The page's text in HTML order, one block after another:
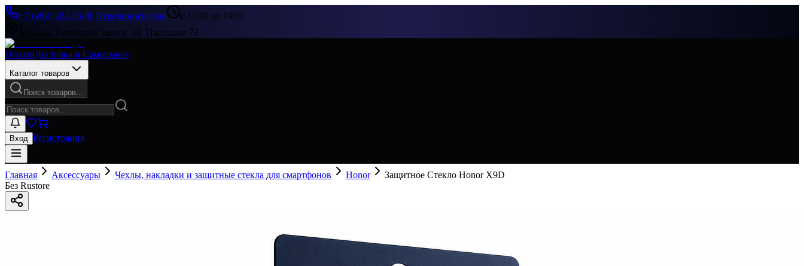
+7 (499) 322-33-86|Перезвоните мне
с 10:00 до 19:00
Москва, Пятницкое шоссе, 18, Павильон 73
ОплатаДоставка и Самовывоз
Каталог товаров
Поиск товаров...
Вход Регистрация
Главная Аксессуары Чехлы, накладки и защитные стекла для смартфонов Honor
Защитное Стекло Honor X9D
Без Rustore